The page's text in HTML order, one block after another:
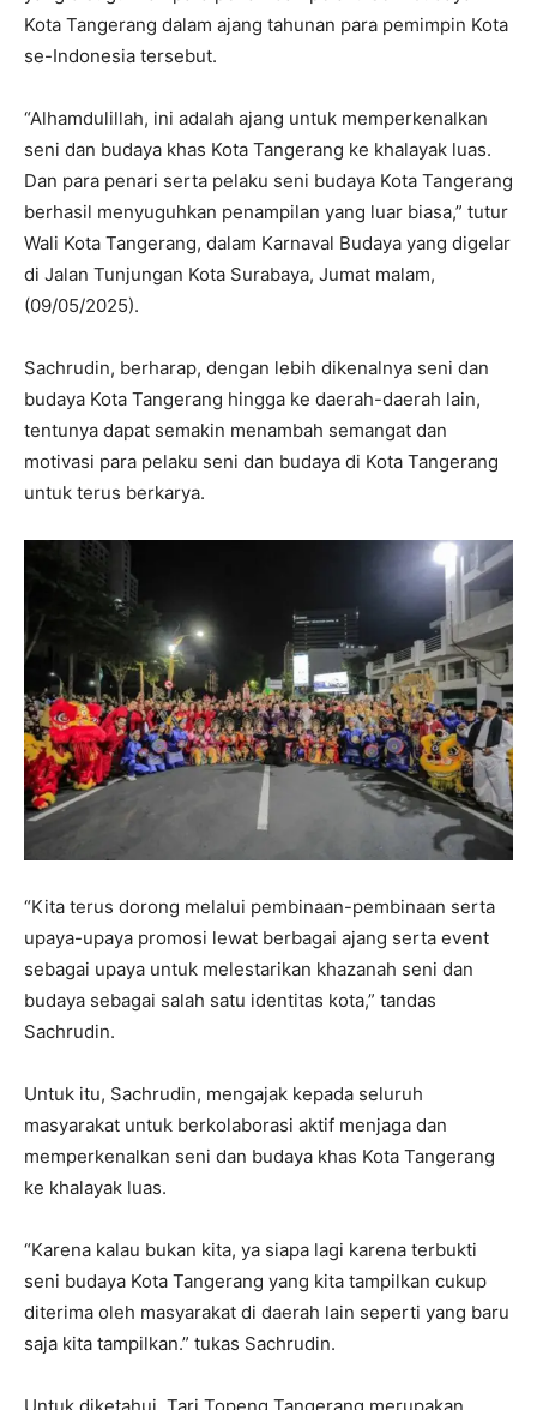
Kota Tangerang dalam ajang tahunan para pemimpin Kota
se-Indonesia tersebut.
“Alhamdulillah, ini adalah ajang untuk memperkenalkan
seni dan budaya khas Kota Tangerang ke khalayak luas.
Dan para penari serta pelaku seni budaya Kota Tangerang
berhasil menyuguhkan penampilan yang luar biasa,” tutur
Wali Kota Tangerang, dalam Karnaval Budaya yang digelar
di Jalan Tunjungan Kota Surabaya, Jumat malam,
(09/05/2025).
Sachrudin, berharap, dengan lebih dikenalnya seni dan
budaya Kota Tangerang hingga ke daerah-daerah lain,
tentunya dapat semakin menambah semangat dan
motivasi para pelaku seni dan budaya di Kota Tangerang
untuk terus berkarya.
“Kita terus dorong melalui pembinaan-pembinaan serta
upaya-upaya promosi lewat berbagai ajang serta event
sebagai upaya untuk melestarikan khazanah seni dan
budaya sebagai salah satu identitas kota,” tandas
Sachrudin.
Untuk itu, Sachrudin, mengajak kepada seluruh
masyarakat untuk berkolaborasi aktif menjaga dan
memperkenalkan seni dan budaya khas Kota Tangerang
ke khalayak luas.
“Karena kalau bukan kita, ya siapa lagi karena terbukti
seni budaya Kota Tangerang yang kita tampilkan cukup
diterima oleh masyarakat di daerah lain seperti yang baru
saja kita tampilkan.” tukas Sachrudin.